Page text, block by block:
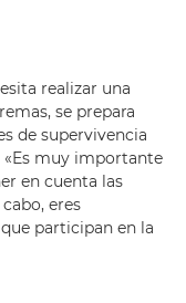
realizar una
se prepara
de supervivencia
«Es muy importante
en cuenta las
eres
participan en la